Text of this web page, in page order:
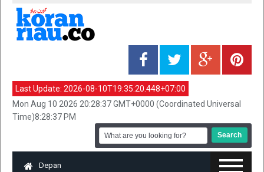
Last Update: 2026-08-10T19:35:20.448+07:00
Mon Aug 10 2026 20:28:37 GMT+0000 (Coordinated Universal
Time)8:28:37 PM
Depan